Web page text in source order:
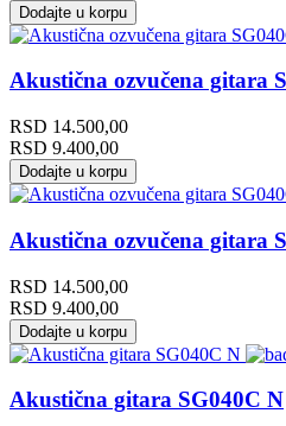
Dodajte u korpu
Akustična ozvučena gitara
RSD 14.500,00
RSD 9.400,00
Dodajte u korpu
Akustična ozvučena gitara
RSD 14.500,00
RSD 9.400,00
Dodajte u korpu
Akustična gitara SG040C N